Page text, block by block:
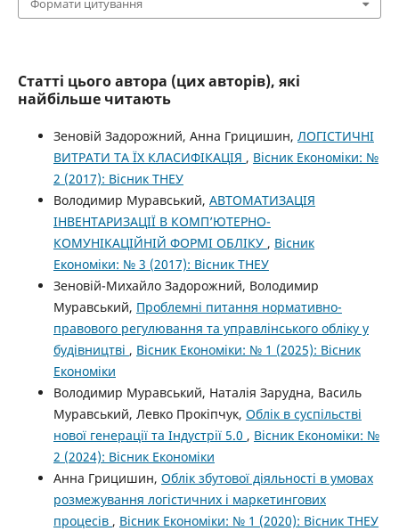
Формати цитування
Статті цього автора (цих авторів), які
найбільше читають
Зеновій Задорожний, Анна Грицишин, ЛОГІСТИЧНІ
ВИТРАТИ ТА ЇХ КЛАСИФІКАЦІЯ , Вісник Економіки: №
2 (2017): Вісник ТНЕУ
Володимир Муравський, АВТОМАТИЗАЦІЯ
ІНВЕНТАРИЗАЦІЇ В КОМП’ЮТЕРНО-
КОМУНІКАЦІЙНІЙ ФОРМІ ОБЛІКУ , Вісник
Економіки: № 3 (2017): Вісник ТНЕУ
Зеновій-Михайло Задорожний, Володимир
Муравський, Проблемні питання нормативно-
правового регулювання та управлінського обліку у
будівництві , Вісник Економіки: № 1 (2025): Вісник
Економіки
Володимир Муравський, Наталія Зарудна, Василь
Муравський, Левко Прокіпчук, Облік в суспільстві
нової генерації та Індустрії 5.0 , Вісник Економіки: №
2 (2024): Вісник Економіки
Анна Грицишин, Облік збутової діяльності в умовах
розмежування логістичних і маркетингових
процесів , Вісник Економіки: № 1 (2020): Вісник ТНЕУ